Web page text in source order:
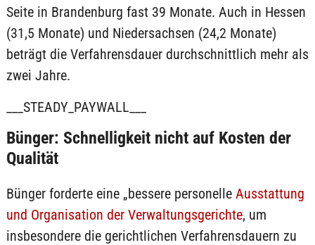
Seite in Brandenburg fast 39 Monate. Auch in Hessen
(31,5 Monate) und Niedersachsen (24,2 Monate)
beträgt die Verfahrensdauer durchschnittlich mehr als
zwei Jahre.
___STEADY_PAYWALL___
Bünger: Schnelligkeit nicht auf Kosten der
Qualität
Bünger forderte eine „bessere personelle Ausstattung
und Organisation der Verwaltungsgerichte, um
insbesondere die gerichtlichen Verfahrensdauern zu